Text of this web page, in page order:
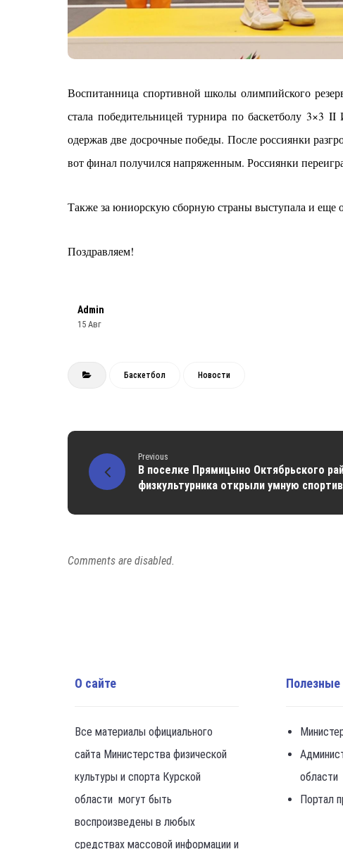
Воспитанница спортивной школы олимпийского
стала победительницей турнира по баскетболу
одержав две досрочные победы. После россиянки
вот финал получился напряженным. Россиянки
Также за юниорскую сборную страны выступала и
Поздравляем!
Admin
15 Авг
Баскетбол Новости
Previous
В поселке Прямицыно Октябрьского
физкультурника открыли умную
Comments are disabled.
О сайте
Все материалы официального
сайта Министерства физической
культуры и спорта Курской
области могут быть
воспроизведены в любых
средствах массовой информации и
области
Портал